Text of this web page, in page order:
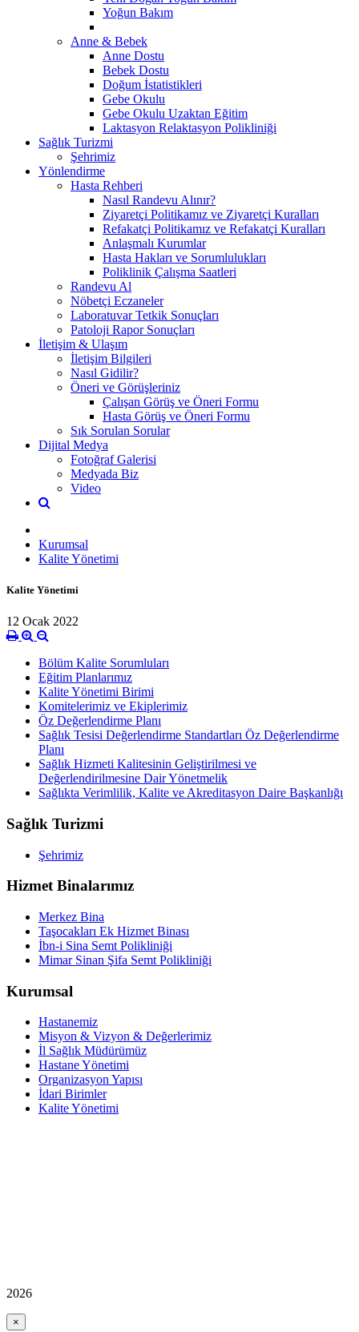
Yoğun Bakım
Anne & Bebek
Anne Dostu
Bebek Dostu
Doğum İstatistikleri
Gebe Okulu
Gebe Okulu Uzaktan Eğitim
Laktasyon Relaktasyon Polikliniği
Sağlık Turizmi
Şehrimiz
Yönlendirme
Hasta Rehberi
Nasıl Randevu Alınır?
Ziyaretçi Politikamız ve Ziyaretçi Kuralları
Refakatçi Politikamız ve Refakatçi Kuralları
Anlaşmalı Kurumlar
Hasta Hakları ve Sorumlulukları
Poliklinik Çalışma Saatleri
Randevu Al
Nöbetçi Eczaneler
Laboratuvar Tetkik Sonuçları
Patoloji Rapor Sonuçları
İletişim & Ulaşım
İletişim Bilgileri
Nasıl Gidilir?
Öneri ve Görüşleriniz
Çalışan Görüş ve Öneri Formu
Hasta Görüş ve Öneri Formu
Sık Sorulan Sorular
Dijital Medya
Fotoğraf Galerisi
Medyada Biz
Video
Kurumsal
Kalite Yönetimi
Kalite Yönetimi
12 Ocak 2022
Bölüm Kalite Sorumluları
Eğitim Planlarımız
Kalite Yönetimi Birimi
Komitelerimiz ve Ekiplerimiz
Öz Değerlendirme Planı
Sağlık Tesisi Değerlendirme Standartları Öz Değerlendirme
Planı
Sağlık Hizmeti Kalitesinin Geliştirilmesi ve
Değerlendirilmesine Dair Yönetmelik
Sağlıkta Verimlilik, Kalite ve Akreditasyon Daire Başkanlığı
Sağlık Turizmi
Şehrimiz
Hizmet Binalarımız
Merkez Bina
Taşocakları Ek Hizmet Binası
İbn-i Sina Semt Polikliniği
Mimar Sinan Şifa Semt Polikliniği
Kurumsal
Hastanemiz
Misyon & Vizyon & Değerlerimiz
İl Sağlık Müdürümüz
Hastane Yönetimi
Organizasyon Yapısı
İdari Birimler
Kalite Yönetimi
2026
×